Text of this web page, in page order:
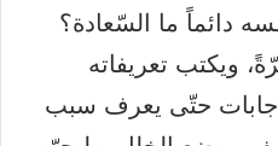
دائماً ما السّعادة؟
ذلك 10 أو 20 مرّةً، ويكتب تعريفاته
حتّى يعرف سبب